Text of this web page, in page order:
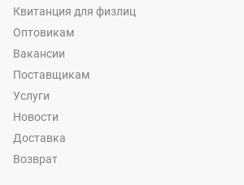
Квитанция для физлиц
Оптовикам
Вакансии
Поставщикам
Услуги
Новости
Доставка
Возврат